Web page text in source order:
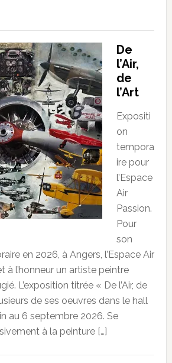
De
l’Air,
de
l’Art
Expositi
on
tempora
ire pour
l’Espace
Air
Passion.
Pour
son
en 2026, à Angers, l’Espace Air
à l’honneur un artiste peintre
L’exposition titrée « De l’Air, de
de ses oeuvres dans le hall
au 6 septembre 2026. Se
à la peinture […]